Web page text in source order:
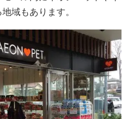
域もあります。